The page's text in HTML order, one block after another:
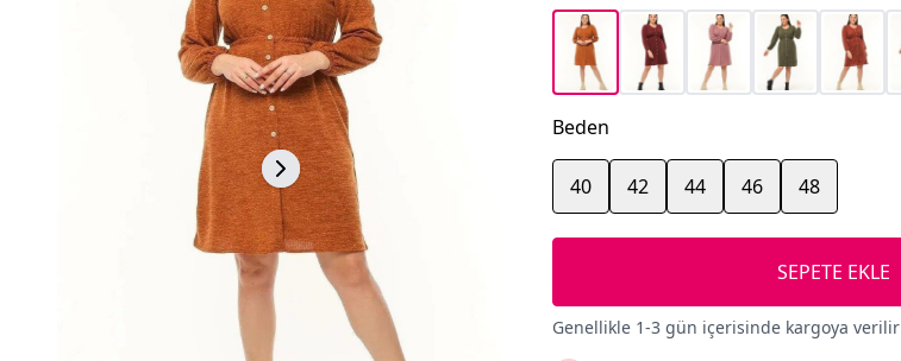
Beden
40 42 44 46 48
SEPETE EKLE
Genellikle 1-3 gün içerisinde kargoya verilir